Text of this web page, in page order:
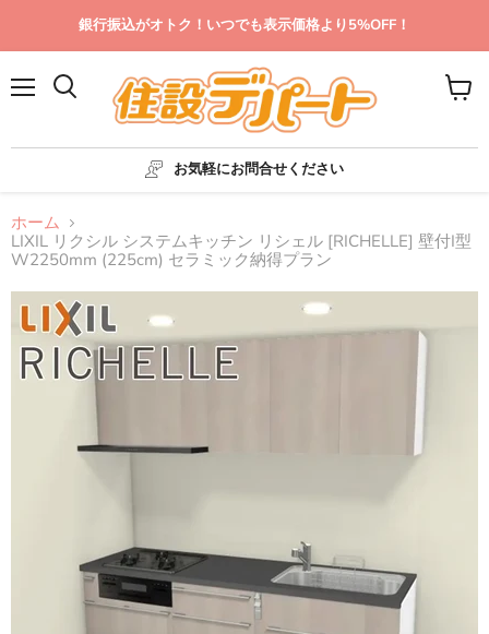
銀行振込がオトク！いつでも表示価格より5%OFF！
お気軽にお問合せください
カ
ト
ホーム
LIXIL リクシル システムキッチン リシェル [RICHELLE] 壁付I型
W2250mm (225cm) セラミック納得プラン